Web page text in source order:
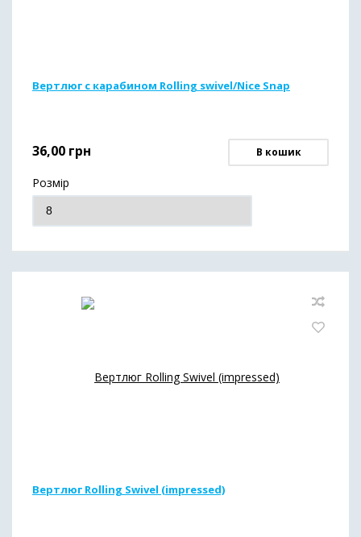
Вертлюг с карабином Rolling swivel/Nice Snap
36,00 грн В кошик
Розмір
Вертлюг Rolling Swivel (impressed)